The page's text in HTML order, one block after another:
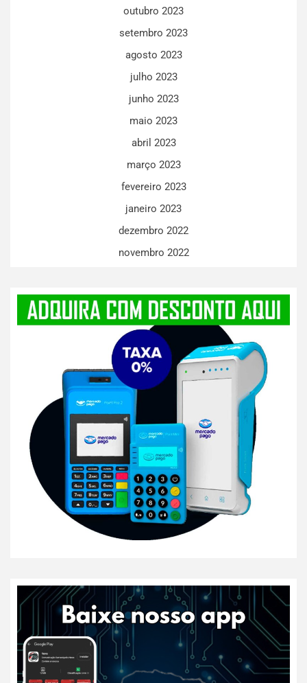
outubro 2023
setembro 2023
agosto 2023
julho 2023
junho 2023
maio 2023
abril 2023
março 2023
fevereiro 2023
janeiro 2023
dezembro 2022
novembro 2022